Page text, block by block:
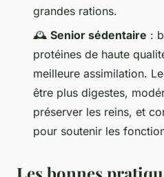
grandes rations.
🕰️ Senior sédentaire :
protéines de haute
meilleure assimilation.
être plus digestes,
préserver les reins, et
pour soutenir les
Les bonnes